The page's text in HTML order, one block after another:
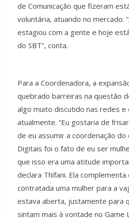
de Comunicação que fizeram
voluntária, atuando no mercado.
estagiou com a gente e hoje
do SBT”, conta.
Para a Coordenadora, a
quebrado barreiras na questão
algo muito discutido nas redes
atualmente. “Eu gostaria de
de eu assumir a coordenação do
Digitais foi o fato de eu ser
que isso era uma atitude
declara Thífani. Ela
contratada uma mulher para a
estava aberta, justamente para
sintam mais à vontade no Game